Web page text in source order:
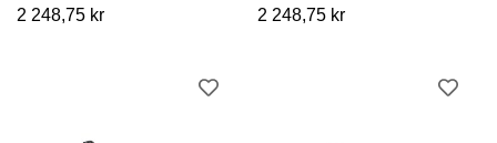
2 248,75 kr 2 248,75 kr